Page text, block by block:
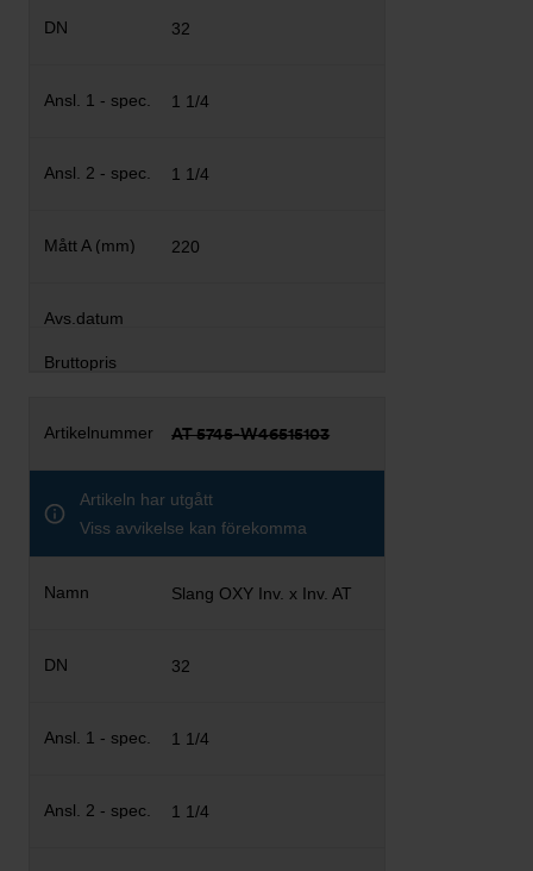
32
1 1/4
1 1/4
220
AT 5745-W46515103
Artikeln har utgått
Viss avvikelse kan förekomma
Slang OXY Inv. x Inv. AT
32
1 1/4
1 1/4